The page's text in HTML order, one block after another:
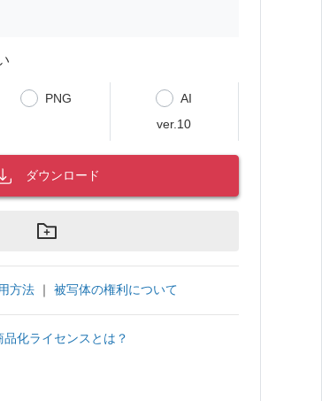
PNG
AI
ver.10
ダウンロード
方法 ｜ 被写体の権利について
品化ライセンスとは？